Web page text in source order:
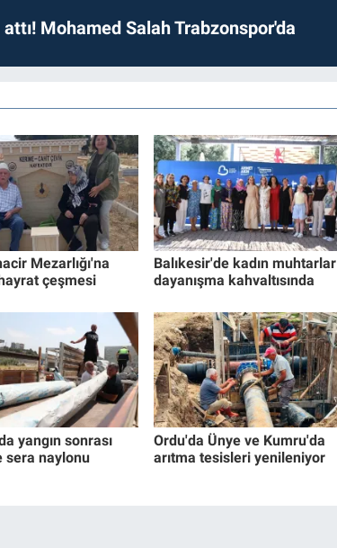
attı! Mohamed Salah Trabzonspor'da
Mezarlığı'na
çeşmesi
Balıkesir'de kadın muhtarlar
dayanışma kahvaltısında
yangın sonrası
sera naylonu
Ordu'da Ünye ve Kumru'da
arıtma tesisleri yenileniyor